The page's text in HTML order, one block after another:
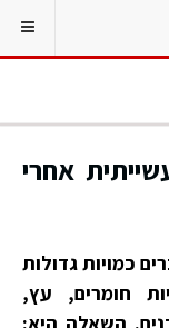
אחרי
כמויות גדולות
חומרים, עץ,